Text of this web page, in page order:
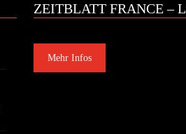
ZEITBLATT FRANCE –
Mehr Infos